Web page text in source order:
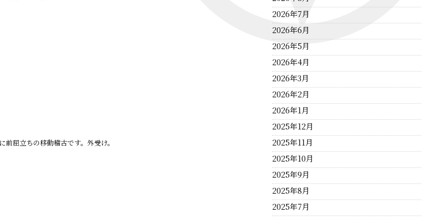
前屈立ちの移動稽古です。外受け。
2026年7月
2026年6月
2026年5月
2026年4月
2026年3月
2026年2月
2026年1月
2025年12月
2025年11月
2025年10月
2025年9月
2025年8月
2025年7月